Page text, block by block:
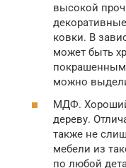
высокой
ковки. В
может быть
покрашенным
можно
МДФ.
дереву.
также не
мебели из
по любой